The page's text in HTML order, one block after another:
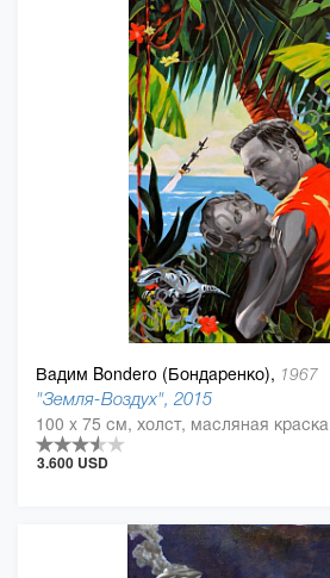
Вадим Bondero (Бондаренко), 1967
"Земля-Воздух", 2015
100 x 75 см, холст, масляная краска
3.600 USD